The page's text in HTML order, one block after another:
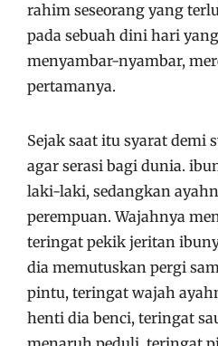
rahim seseorang yang
pada sebuah dini hari
menyambar-nyambar,
pertamanya.
Sejak saat itu syarat demi
agar serasi bagi dunia.
laki-laki, sedangkan
perempuan. Wajahnya
teringat pekik jeritan
dia memutuskan pergi
pintu, teringat wajah
henti dia benci, teringat